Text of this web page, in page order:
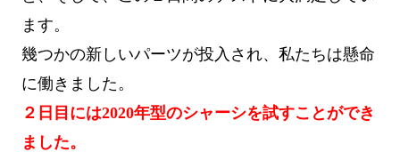
ます。
幾つかの新しいパーツが投入され、私たちは懸命
に働きました。
２日目には2020年型のシャーシを試すことができ
ました。